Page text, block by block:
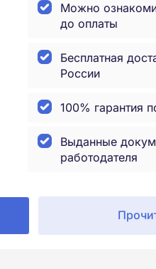
Можно
до оплаты
Бесплатная
России
100% гарантия
Выданные
работодателя